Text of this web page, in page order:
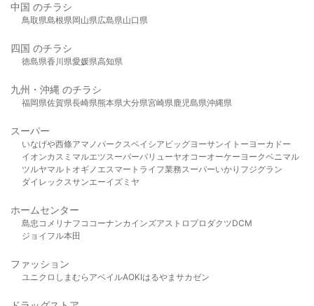
中国 のチラシ
鳥取県島根県岡山県広島県山口県
四国 のチラシ
徳島県香川県愛媛県高知県
九州・沖縄 のチラシ
福岡県佐賀県長崎県熊本県大分県宮崎県鹿児島県沖縄県
スーパー
いなげや西條アマノパークスベイシア ビッグヨーサンイトーヨーカドー
イオンカスミ マルエツスーパーバリューヤオコーオーケー ヨークベニマル
ツルヤマルト オギノ エスマート ライフ業務スーパーいかり フジグラン
ダイレックスサンエーイズミヤ
ホームセンター
島忠 コメリ ナフコ コーナンカインズアストロプロダクツDCM
ジョイフル本田
ファッション
ユニクロ しまむら アベイルAOKIはるやま サカゼン